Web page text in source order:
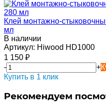
Клей монтажно-
мл
В наличии
Артикул: Hiwood HD1000
1 150 ₽
-
+
Купить в 1 клик
Рекомендуем